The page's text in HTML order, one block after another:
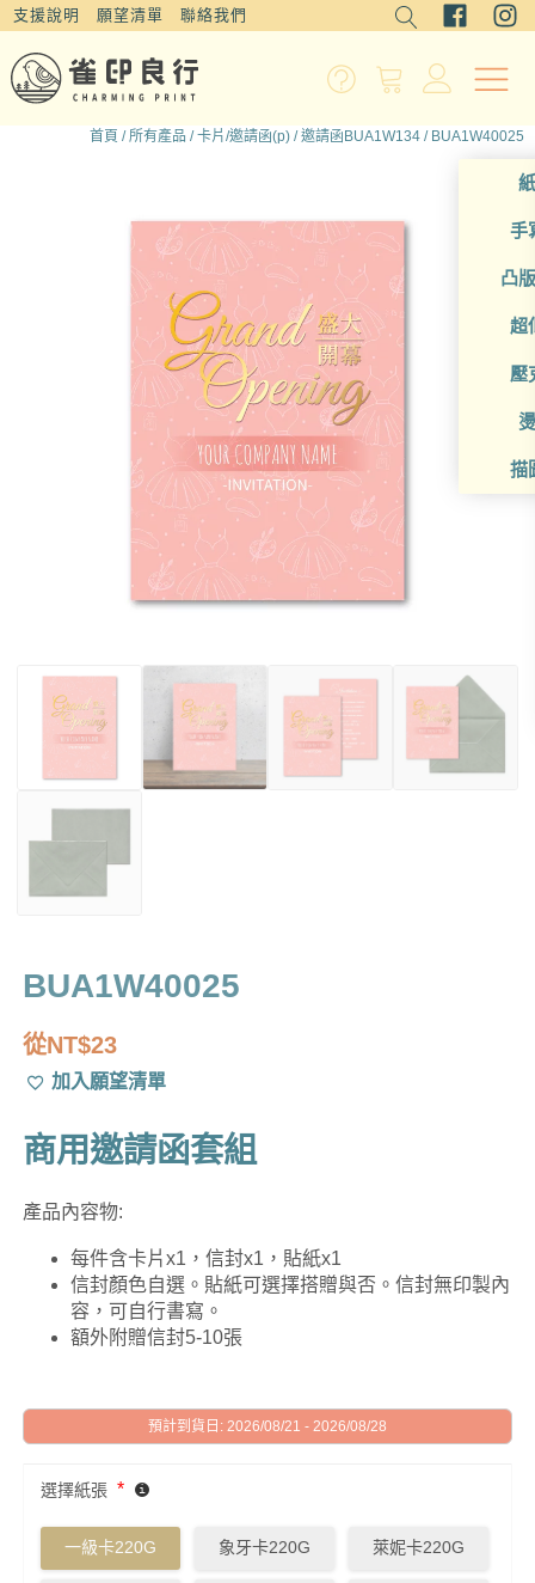
支援說明 願望清單 聯絡我們
手
凸
超
壓
描
首頁 /所有產品 /卡片/邀請函(p) /邀請函BUA1W134 / BUA1W40025
BUA1W40025
從NT$23
加入願望清單
商用邀請函套組
產品內容物:
每件含卡片x1，信封x1，貼紙x1
信封顏色自選。貼紙可選擇搭贈與否。信封無印製內
容，可自行書寫。
額外附贈信封5-10張
預計到貨日: 2026/08/21 - 2026/08/28
選擇紙張 *
一級卡220G 象牙卡220G 萊妮卡220G